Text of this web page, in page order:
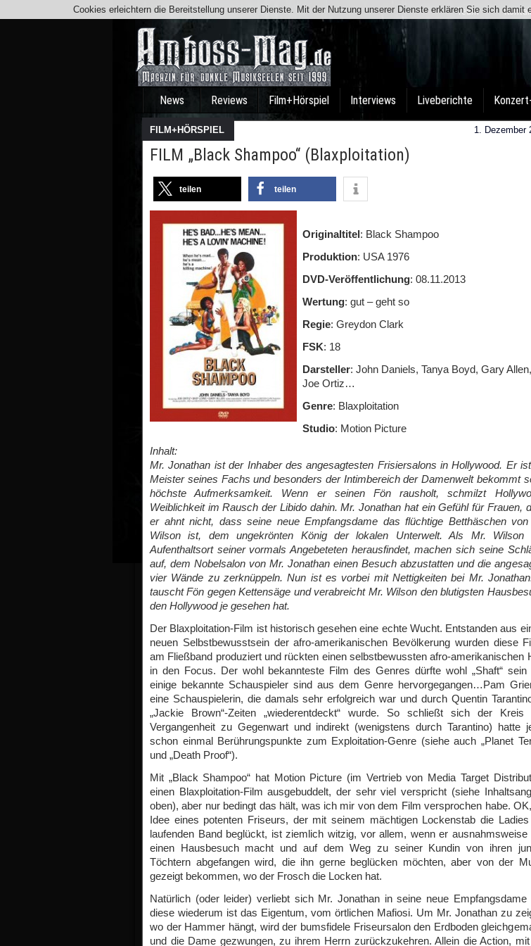
Team
News Reviews Film+Hörspiel Interviews Liveberichte
FILM+HÖRSPIEL 1. Dezember
FILM „Black Shampoo“ (Blaxploitation)
teilen teilen
Originaltitel: Black Shampoo
Produktion: USA 1976
DVD-Veröffentlichung: 08.11.2013
Wertung: gut – geht so
Regie: Greydon Clark
FSK: 18
Darsteller: John Daniels, Tanya Boyd, Gary Allen,
Joe Ortiz…
Genre: Blaxploitation
Studio: Motion Picture
Inhalt:
Mr. Jonathan ist der Inhaber des angesagtesten Frisiersalons in Hollywood. Er
Meister seines Fachs und besonders der Intimbereich der Damenwelt bekommt
höchste Aufmerksamkeit. Wenn er seinen Fön rausholt, schmilzt
Weiblichkeit im Rausch der Libido dahin. Mr. Jonathan hat ein Gefühl für Frauen,
er ahnt nicht, dass seine neue Empfangsdame das flüchtige Betthäschen von
Wilson ist, dem ungekrönten König der lokalen Unterwelt. Als Mr. Wilson
Aufenthaltsort seiner vormals Angebeteten herausfindet, machen sich seine
auf, dem Nobelsalon von Mr. Jonathan einen Besuch abzustatten und die
vier Wände zu zerknüppeln. Nun ist es vorbei mit Nettigkeiten bei Mr.
tauscht Fön gegen Kettensäge und verabreicht Mr. Wilson den blutigsten
den Hollywood je gesehen hat.
Der Blaxploitation-Film ist historisch gesehen eine echte Wucht. Entstanden aus
neuen Selbstbewusstsein der afro-amerikanischen Bevölkerung wurden diese
am Fließband produziert und rückten einen selbstbewussten afro-amerikanischen
in den Focus. Der wohl bekannteste Film des Genres dürfte wohl „Shaft“ sein
einige bekannte Schauspieler sind aus dem Genre hervorgegangen…Pam
eine Schauspielerin, die damals sehr erfolgreich war und durch Quentin
„Jackie Brown“-Zeiten „wiederentdeckt“ wurde. So schließt sich der Kreis
Vergangenheit zu Gegenwart und indirekt (wenigstens durch Tarantino) hatte
schon einmal Berührungspunkte zum Exploitation-Genre (siehe auch „Planet
und „Death Proof“).
Mit „Black Shampoo“ hat Motion Picture (im Vertrieb von Media Target
einen Blaxploitation-Film ausgebuddelt, der sehr viel verspricht (siehe
oben), aber nur bedingt das hält, was ich mir von dem Film versprochen habe.
Idee eines potenten Friseurs, der mit seinem mächtigen Lockenstab die
laufenden Band beglückt, ist ziemlich witzig, vor allem, wenn er ausnahmsweise
einen Hausbesuch macht und auf dem Weg zu seiner Kundin von ihren
Töchtern abgefangen wird, die ihn gerne beglücken möchten, aber von der
gezeigt bekommen, wo der Frosch die Locken hat.
Natürlich (oder leider) verliebt sich Mr. Jonathan in seine neue Empfangsdame
diese wiederum ist das Eigentum, vom örtlichen Mafiosi. Um Mr. Jonathan zu
wo der Hammer hängt, wird der bumsfidele Friseursalon den Erdboden
und die Dame gezwungen, zu ihrem Herrn zurückzukehren. Allein die Action,
Cookies erleichtern die Bereitstellung unserer Dienste. Mit der Nutzung unserer Dienste erklären Sie sich damit